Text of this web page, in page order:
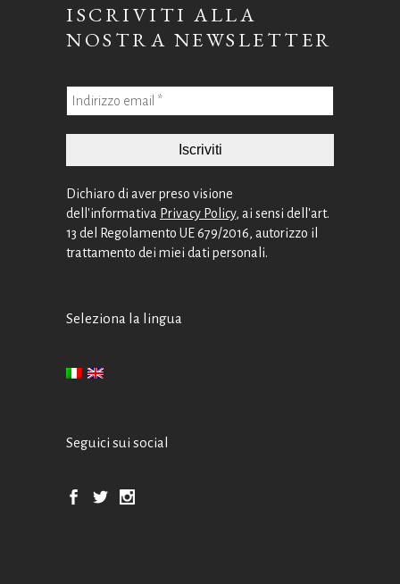
ISCRIVITI ALLA
NOSTRA NEWSLETTER
Dichiaro di aver preso visione
dell'informativa Privacy Policy, ai sensi dell'art.
13 del Regolamento UE 679/2016, autorizzo il
trattamento dei miei dati personali.
Seleziona la lingua
Seguici sui social